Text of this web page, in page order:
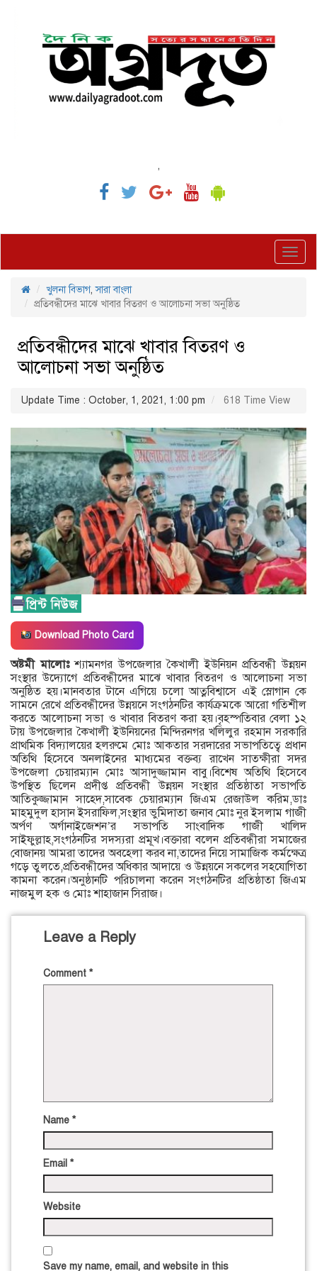
,
খুলনা বিভাগ,সারা বাংলা
প্রতিবন্ধীদের মাঝে খাবার বিতরণ ও আলোচনা সভা অনুষ্ঠিত
প্রতিবন্ধীদের মাঝে খাবার বিতরণ ও
আলোচনা সভা অনুষ্ঠিত
Update Time : October, 1, 2021, 1:00 pm 618 Time View
Download Photo Card
অষ্টমী মালোঃশ্যামনগর উপজেলার কৈখালী ইউনিয়ন প্রতিবন্ধী উন্নয়ন
সংস্থার উদ্যোগে প্রতিবন্ধীদের মাঝে খাবার বিতরণ ও আলোচনা সভা
অনুষ্ঠিত হয়।মানবতার টানে এগিয়ে চলো আত্নবিশ্বাসে এই স্লোগান কে
সামনে রেখে প্রতিবন্ধীদের উন্নয়নে সংগঠনটির কার্যক্রমকে আরো গতিশীল
করতে আলোচনা সভা ও খাবার বিতরণ করা হয়।বৃহস্পতিবার বেলা ১২
টায় উপজেলার কৈখালী ইউনিয়নের মিন্দিরনগর খলিলুর রহমান সরকারি
প্রাথমিক বিদ্যালয়ের হলরুমে মোঃ আকতার সরদারের সভাপতিত্বে প্রধান
অতিথি হিসেবে অনলাইনের মাধ্যমের বক্তব্য রাখেন সাতক্ষীরা সদর
উপজেলা চেয়ারম্যান মোঃ আসাদুজ্জামান বাবু।বিশেষ অতিথি হিসেবে
উপস্থিত ছিলেন প্রদীপ্ত প্রতিবন্ধী উন্নয়ন সংস্থার প্রতিষ্ঠাতা সভাপতি
আতিকুজ্জামান সাহেদ,সাবেক চেয়ারম্যান জিএম রেজাউল করিম,ডাঃ
মাহমুদুল হাসান ইসরাফিল,সংস্থার ভুমিদাতা জনাব মোঃ নুর ইসলাম গাজী
অর্পণ অর্গানাইজেশন’র সভাপতি সাংবাদিক গাজী খালিদ
সাইফুল্লাহ,সংগঠনটির সদস্যরা প্রমূখ।বক্তারা বলেন প্রতিবন্ধীরা সমাজের
বোজানয় আমরা তাদের অবহেলা করব না,তাদের নিয়ে সামাজিক কর্মক্ষেত্র
গড়ে তুলতে,প্রতিবন্ধীদের অধিকার আদায়ে ও উন্নয়নে সকলের সহযোগিতা
কামনা করেন।অনুষ্ঠানটি পরিচালনা করেন সংগঠনটির প্রতিষ্ঠাতা জিএম
নাজমুল হক ও মোঃ শাহাজান সিরাজ।
Leave a Reply
Comment *
Name *
Email *
Website
Save my name, email, and website in this